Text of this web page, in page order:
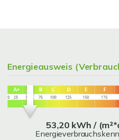
Energieausweis
53,20 kWh /